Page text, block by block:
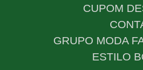
CUPOM
GRUPO MODA
ESTILO